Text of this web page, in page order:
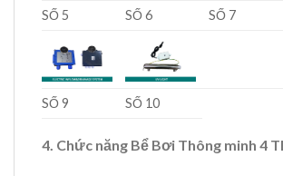
SỐ 5 SỐ 6 SỐ 7
SỐ 9 SỐ 10
4. Chức năng Bể Bơi Thông minh 4